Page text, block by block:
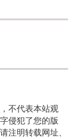
不代表本站观
侵犯了您的版
注明转载网址、